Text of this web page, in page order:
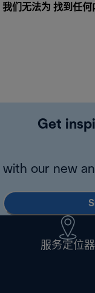
我们无法为 找到任
Get
with our new
服务定位器